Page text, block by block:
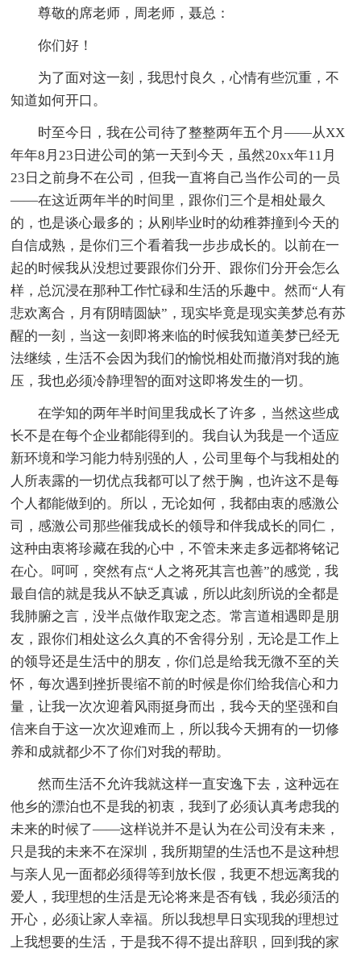
尊敬的席老师，周老师，聂总：
你们好！
为了面对这一刻，我思忖良久，心情有些沉重，不
知道如何开口。
时至今日，我在公司待了整整两年五个月——从XX
年年8月23日进公司的第一天到今天，虽然20xx年11月
23日之前身不在公司，但我一直将自己当作公司的一员
——在这近两年半的时间里，跟你们三个是相处最久
的，也是谈心最多的；从刚毕业时的幼稚莽撞到今天的
自信成熟，是你们三个看着我一步步成长的。以前在一
起的时候我从没想过要跟你们分开、跟你们分开会怎么
样，总沉浸在那种工作忙碌和生活的乐趣中。然而“人有
悲欢离合，月有阴晴圆缺”，现实毕竟是现实美梦总有苏
醒的一刻，当这一刻即将来临的时候我知道美梦已经无
法继续，生活不会因为我们的愉悦相处而撤消对我的施
压，我也必须冷静理智的面对这即将发生的一切。
在学知的两年半时间里我成长了许多，当然这些成
长不是在每个企业都能得到的。我自认为我是一个适应
新环境和学习能力特别强的人，公司里每个与我相处的
人所表露的一切优点我都可以了然于胸，也许这不是每
个人都能做到的。所以，无论如何，我都由衷的感激公
司，感激公司那些催我成长的领导和伴我成长的同仁，
这种由衷将珍藏在我的心中，不管未来走多远都将铭记
在心。呵呵，突然有点“人之将死其言也善”的感觉，我
最自信的就是我从不缺乏真诚，所以此刻所说的全都是
我肺腑之言，没半点做作取宠之态。常言道相遇即是朋
友，跟你们相处这么久真的不舍得分别，无论是工作上
的领导还是生活中的朋友，你们总是给我无微不至的关
怀，每次遇到挫折畏缩不前的时候是你们给我信心和力
量，让我一次次迎着风雨挺身而出，我今天的坚强和自
信来自于这一次次迎难而上，所以我今天拥有的一切修
养和成就都少不了你们对我的帮助。
然而生活不允许我就这样一直安逸下去，这种远在
他乡的漂泊也不是我的初衷，我到了必须认真考虑我的
未来的时候了——这样说并不是认为在公司没有未来，
只是我的未来不在深圳，我所期望的生活也不是这种想
与亲人见一面都必须得等到放长假，我更不想远离我的
爱人，我理想的生活是无论将来是否有钱，我必须活的
开心，必须让家人幸福。所以我想早日实现我的理想过
上我想要的生活，于是我不得不提出辞职，回到我的家